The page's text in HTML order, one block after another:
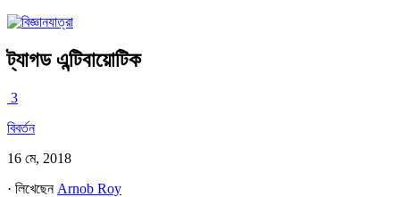
ট্যাগডএন্টিবায়োটিক
3
বিবর্তন
16 মে, 2018
· লিখেছেন Arnob Roy